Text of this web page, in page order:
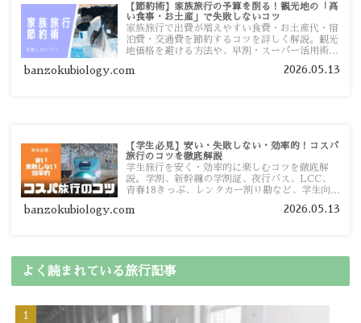
【節約術】家族旅行の予算を削る！観光地の「高
い食事・お土産」で失敗しないコツ
家族旅行で出費が増えやすい食費・お土産代・宿
泊費・交通費を節約するコツを詳しく解説。観光
地価格を避ける方法や、早割・スーパー活用術、
banzokubiology.com 2026.05.13
【学生必見】安い・失敗しない・効率的！コスパ
旅行のコツを徹底解説
学生旅行を安く・効率的に楽しむコツを徹底解
説。学割、新幹線の学割証、夜行バス、LCC、
青春18きっぷ、レンタカー割り勘など、学生向け
banzokubiology.com 2026.05.13
よく読まれている旅行記事